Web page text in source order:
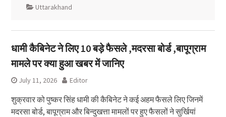
Uttarakhand
धामी कैबिनेट ने लिए 10 बड़े फैसले ,मदरसा बोर्ड ,बापूग्राम
मामले पर क्या हुआ खबर में जानिए
July 11, 2026 Editor
शुक्रवार को पुष्कर सिंह धामी की कैबिनेट ने कई अहम फैसले लिए जिनमें
मदरसा बोर्ड, बापूग्राम और बिन्दुखत्ता मामलों पर हुए फैसलों ने सुर्खियां